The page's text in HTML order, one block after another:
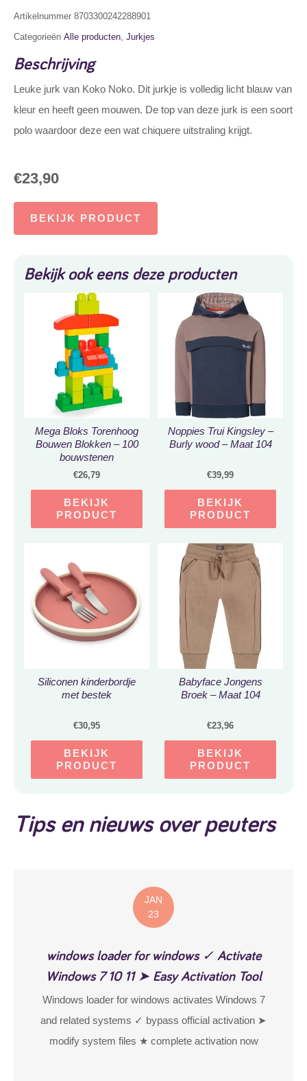
Artikelnummer 8703300242288901
Categorieën Alle producten, Jurkjes
Beschrijving
Leuke jurk van Koko Noko. Dit jurkje is volledig licht blauw van
kleur en heeft geen mouwen. De top van deze jurk is een soort
polo waardoor deze een wat chiquere uitstraling krijgt.
€23,90
BEKIJK PRODUCT
Bekijk ook eens deze producten
Mega Bloks Torenhoog
Bouwen Blokken – 100
bouwstenen
€26,79
BEKIJK
PRODUCT
Noppies Trui Kingsley –
Burly wood – Maat 104
€39,99
BEKIJK
PRODUCT
Siliconen kinderbordje
met bestek
€30,95
BEKIJK
PRODUCT
Babyface Jongens
Broek – Maat 104
€23,96
BEKIJK
PRODUCT
Tips en nieuws over peuters
JAN
23
windows loader for windows ✓ Activate
Windows 7 10 11 ➤ Easy Activation Tool
Windows loader for windows activates Windows 7
and related systems ✓ bypass official activation ➤
modify system files ★ complete activation now